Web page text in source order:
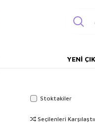
YENI
Stoktakiler
Seçilenleri